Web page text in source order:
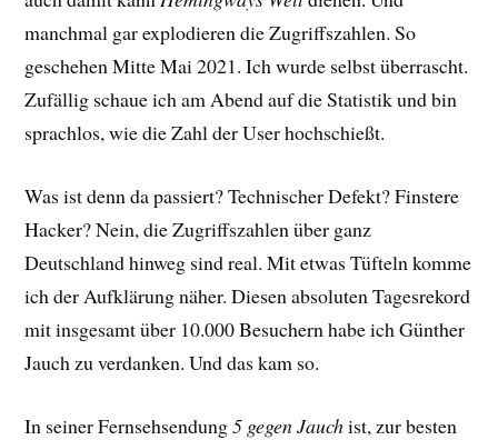
manchmal gar explodieren die Zugriffszahlen. So
geschehen Mitte Mai 2021. Ich wurde selbst überrascht.
Zufällig schaue ich am Abend auf die Statistik und bin
sprachlos, wie die Zahl der User hochschießt.
Was ist denn da passiert? Technischer Defekt? Finstere
Hacker? Nein, die Zugriffszahlen über ganz
Deutschland hinweg sind real. Mit etwas Tüfteln komme
ich der Aufklärung näher. Diesen absoluten Tagesrekord
mit insgesamt über 10.000 Besuchern habe ich Günther
Jauch zu verdanken. Und das kam so.
In seiner Fernsehsendung5 gegen Jauchist, zur besten